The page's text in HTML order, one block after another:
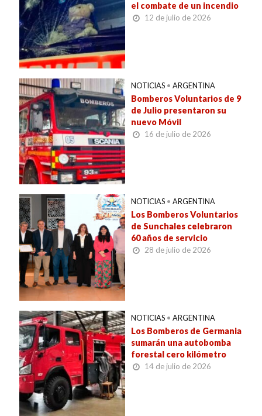
el combate de un incendio
12 de julio de 2026
NOTICIAS • ARGENTINA
Bomberos Voluntarios de 9
de Julio presentaron su
nuevo Móvil
16 de julio de 2026
NOTICIAS • ARGENTINA
Los Bomberos Voluntarios
de Sunchales celebraron
60 años de servicio
28 de julio de 2026
NOTICIAS • ARGENTINA
Los Bomberos de Germania
sumarán una autobomba
forestal cero kilómetro
14 de julio de 2026